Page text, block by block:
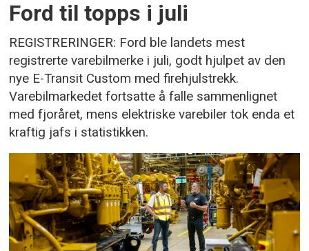
Ford til topps i juli
REGISTRERINGER: Ford ble landets mest
registrerte varebilmerke i juli, godt hjulpet av den
nye E-Transit Custom med firehjulstrekk.
Varebilmarkedet fortsatte å falle sammenlignet
med fjoråret, mens elektriske varebiler tok enda et
kraftig jafs i statistikken.